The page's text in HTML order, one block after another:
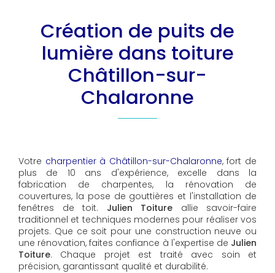
Création de puits de
lumière dans toiture
Châtillon-sur-
Chalaronne
Votre charpentier à Châtillon-sur-Chalaronne, fort de
plus de 10 ans d'expérience, excelle dans la
fabrication de charpentes, la rénovation de
couvertures, la pose de gouttières et l'installation de
fenêtres de toit. Julien Toiture allie savoir-faire
traditionnel et techniques modernes pour réaliser vos
projets. Que ce soit pour une construction neuve ou
une rénovation, faites confiance à l'expertise de Julien
Toiture. Chaque projet est traité avec soin et
précision, garantissant qualité et durabilité.